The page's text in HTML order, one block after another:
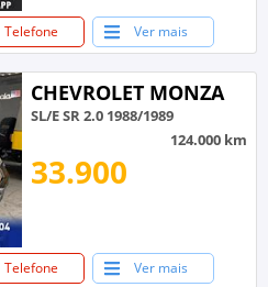
Telefone Ver mais
CHEVROLET MONZA
SL/E SR 2.0 1988/1989
124.000 km
33.900
Telefone Ver mais